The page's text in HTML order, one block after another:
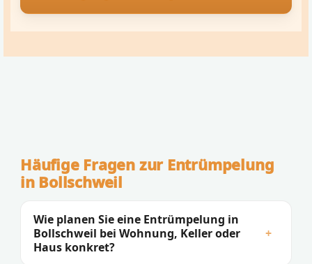
Häufige Fragen zur Entrümpelung
in Bollschweil
Wie planen Sie eine Entrümpelung in
Bollschweil bei Wohnung, Keller oder
Haus konkret?
+